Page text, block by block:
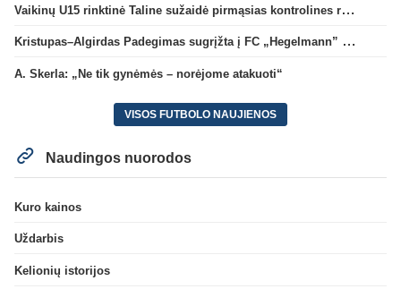
Vaikinų U15 rinktinė Taline sužaidė pirmąsias kontrolines rungtynes
Kristupas–Algirdas Padegimas sugrįžta į FC „Hegelmann” B sudėtį
A. Skerla: „Ne tik gynėmės – norėjome atakuoti“
VISOS FUTBOLO NAUJIENOS
Naudingos nuorodos
Kuro kainos
Uždarbis
Kelionių istorijos